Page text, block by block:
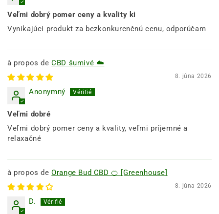
Veľmi dobrý pomer ceny a kvality ki
Vynikajúci produkt za bezkonkurenčnú cenu, odporúčam
CBD šumivé ☁️
8. júna 2026
Anonymný
Veľmi dobré
Veľmi dobrý pomer ceny a kvality, veľmi príjemné a
relaxačné
Orange Bud CBD 🍊 [Greenhouse]
8. júna 2026
D.